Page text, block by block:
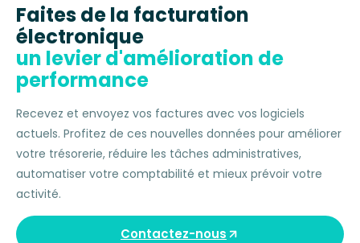
Faites de la facturation
électronique
un levier d'amélioration de
performance
Recevez et envoyez vos factures avec vos logiciels
actuels. Profitez de ces nouvelles données pour améliorer
votre trésorerie, réduire les tâches administratives,
automatiser votre comptabilité et mieux prévoir votre
activité.
Contactez-nous